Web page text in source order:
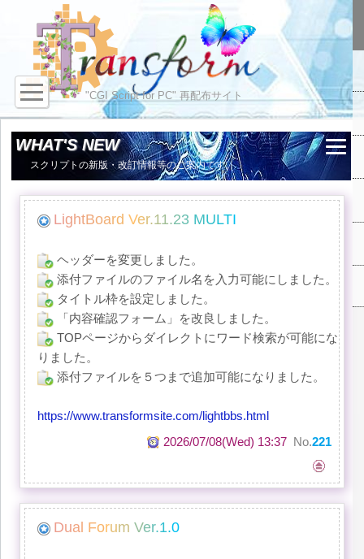
"CGI Script for PC" 再配布サイト
WHAT'S NEW
スクリプトの新版・改訂情報等のご案内です。
Lig htBoard Ver.11.23 MULTI
ヘッダーを変更しました。
添付ファイルのファイル名を入力可能にしました。
タイトル枠を設定しました。
「内容確認フォーム」を改良しました。
TOPページからダイレクトにワード検索が可能にな
りました。
添付ファイルを５つまで追加可能になりました。
https://www.transformsite.com/lightbbs.html
2026/07/08(Wed) 13:37No.221
Dual Forum Ver.1.0